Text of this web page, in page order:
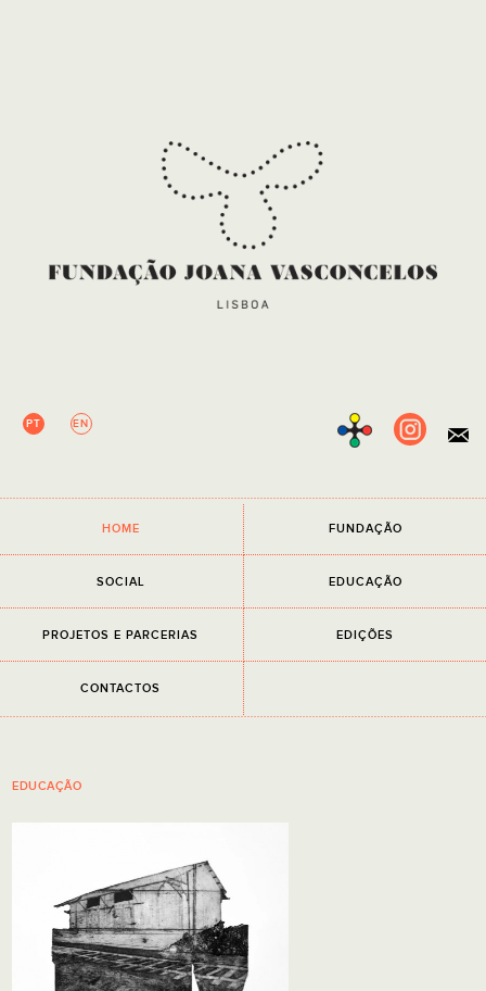
PT EN
NEWSLETTER
Campos de preenchimento obrigatório.
EMAIL
Política de Privacidade
HOME FUNDAÇÃO
SOCIAL EDUCAÇÃO
PROJETOS E PARCERIAS EDIÇÕES
CONTACTOS
EDUCAÇÃO